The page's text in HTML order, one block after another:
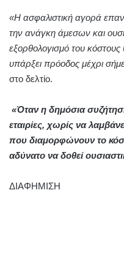
«Η ασφαλιστική αγορά
την ανάγκη άμεσων και
εξορθολογισμό του
υπάρξει πρόοδος μέχρι
στο δελτίο.
«Όταν η δημόσια
εταιρίες, χωρίς να
που διαμορφώνουν το
αδύνατο να δοθεί
ΔΙΑΦΗΜΙΣΗ